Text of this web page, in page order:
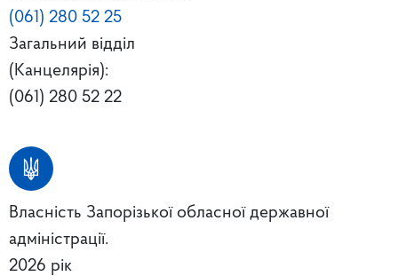
(061) 280 52 25
Загальний відділ
(Канцелярія):
(061) 280 52 22
Власність Запорізької обласної державної
адміністрації.
2026 рік